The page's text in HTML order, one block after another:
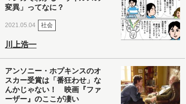
変異」ってなに？
2021.05.04 社会
川上浩一
アンソニー・ホプキンスのオ
スカー受賞は「番狂わせ」な
んかじゃない！ 映画『ファ
ーザー』のここが凄い